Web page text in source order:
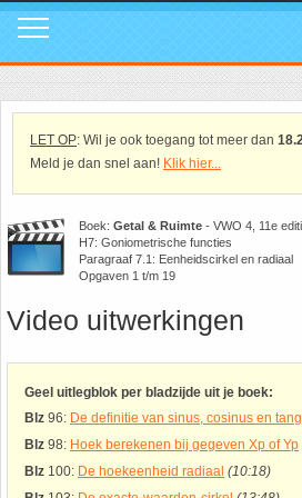
LET OP: Wil je ook toegang tot meer dan
Meld je dan snel aan! Klik hier...
Boek: Getal & Ruimte - VWO 4, 11e
H7: Goniometrische functies
Paragraaf 7.1: Eenheidscirkel en radiaal
Opgaven 1 t/m 19
Video uitwerkingen
Geel uitlegblok per bladzijde uit je boek:
Blz 96: De definitie van sinus, cosinus en
Blz 98: Hoek berekenen bij gegeven Xp of Yp
Blz 100: De hoekeenheid radiaal (10:18)
Mavo
Mavo4: Hoofdstuk 1: Statistiek en kans
Mavo4: Hoofdstuk 3: Afstanden en
Mavo4: Hoofdstuk 4: Grafieken en
Mavo4: Hoofdstuk 5: Rekenen, meten
Mavo4: Hoofdstuk 6: Vlakke figuren
Mavo4: Hoofdstuk 7: Verbanden
Mavo4: Hoofdstuk 8: Ruimtemeetkunde
Calculators
Geogebra
WolframAlpha
1. ABC Formule
2. Cosinusregel
3. De Gulden Snede
4. De normale verdeling
5. Differentiëren - Afgeleide functie
6. Driehoek van Pascal
7. Fibonacci
8. Het getal nul
In de media
Instagram
Tik Tok
Facebook
LinkedIn
Youtube
Mail ons
Promo video
Download poster
Review ons
Privacy
Toppers
Over deze site
Promotie
Instagram
Tik Tok
Facebook
LinkedIn
Youtube